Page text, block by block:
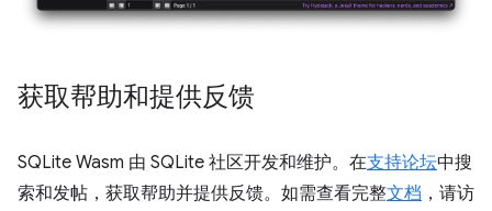
获取帮助和提供反馈
SQLite Wasm 由 SQLite 社区开发和维护。在支持论坛中搜
索和发帖，获取帮助并提供反馈。如需查看完整文档 ，请访